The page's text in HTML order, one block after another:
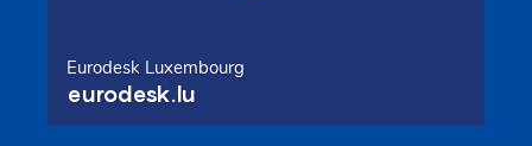
Eurodesk Luxembourg
eurodesk.lu